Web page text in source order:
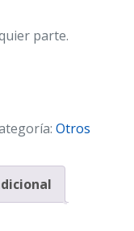
parte.
Otros